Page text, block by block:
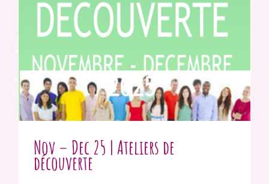
Nov – Dec 25 | Ateliers de
découverte